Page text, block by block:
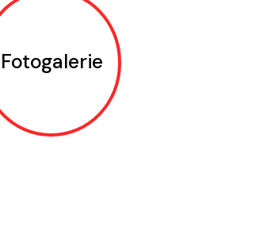
Fotogalerie